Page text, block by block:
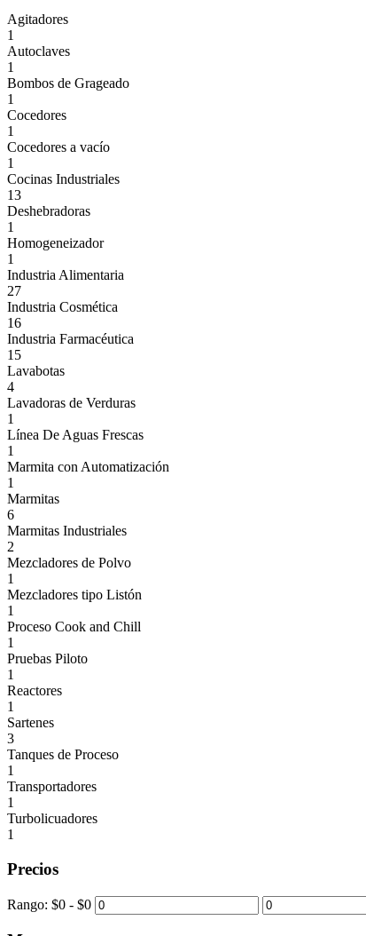
Agitadores
1
Autoclaves
1
Bombos de Grageado
1
Cocedores
1
Cocedores a vacío
1
Cocinas Industriales
13
Deshebradoras
1
Homogeneizador
1
Industria Alimentaria
27
Industria Cosmética
16
Industria Farmacéutica
15
Lavabotas
4
Lavadoras de Verduras
1
Línea De Aguas Frescas
1
Marmita con Automatización
1
Marmitas
6
Marmitas Industriales
2
Mezcladores de Polvo
1
Mezcladores tipo Listón
1
Proceso Cook and Chill
1
Pruebas Piloto
1
Reactores
1
Sartenes
3
Tanques de Proceso
1
Transportadores
1
Turbolicuadores
1
Precios
Rango: $0 - $0